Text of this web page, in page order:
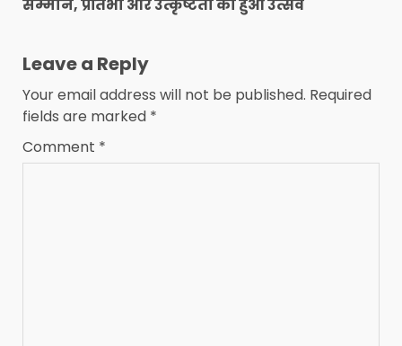
सम्मान, प्रतिभा और उत्कृष्टता का हुआ उत्सव
Leave a Reply
Your email address will not be published. Required
fields are marked *
Comment *